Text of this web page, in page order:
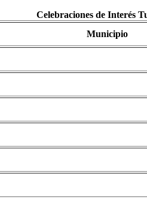
Celebraciones de Interés
Municipio